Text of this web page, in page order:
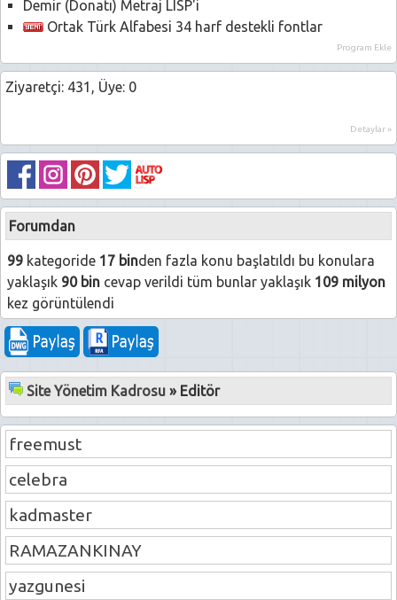
Demir (Donatı) Metraj LISP'i
Ortak Türk Alfabesi 34 harf destekli fontlar
Program Ekle
Ziyaretçi: 431, Üye: 0
Detaylar »
Forumdan
99 kategoride 17 binden fazla konu başlatıldı bu konulara
yaklaşık 90 bin cevap verildi tüm bunlar yaklaşık 109 milyon
kez görüntülendi
Site Yönetim Kadrosu » Editör
freemust
celebra
kadmaster
RAMAZANKINAY
yazgunesi